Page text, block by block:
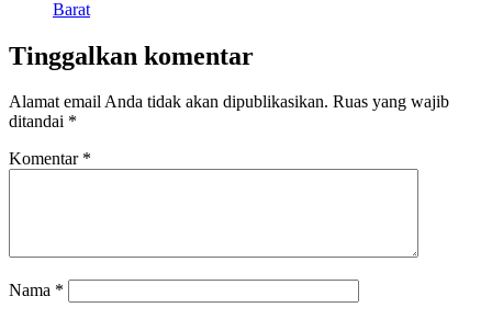
Barat
Tinggalkan komentar
Alamat email Anda tidak akan dipublikasikan. Ruas yang wajib
ditandai *
Komentar *
Nama *